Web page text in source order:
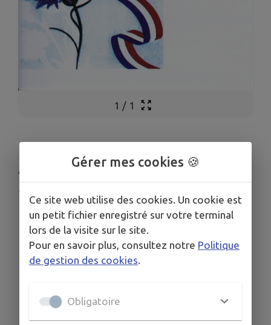
1 / 1
11 NOVEMBRE 1918
ARMISTICE
Publié le mercredi 05 novembre 2025 - Mollau
INVITATION AUX CÉRÉMONIES DE
COMMÉMORATION
MARDI 11 NOVEMBRE 2025
Gérer mes cookies 🍪
Ce site web utilise des cookies. Un cookie est
un petit fichier enregistré sur votre terminal
lors de la visite sur le site.
Pour en savoir plus, consultez notre Politique
de gestion des cookies
Obligatoire